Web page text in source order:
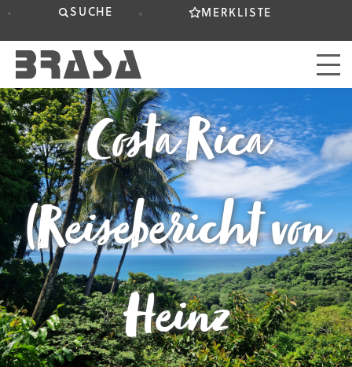
SUCHE MERKLISTE
Costa Rica
(Reisebericht von
Heinz